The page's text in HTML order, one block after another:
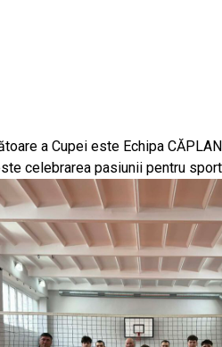
a Cupei este Echipa
celebrarea pasiunii pentru